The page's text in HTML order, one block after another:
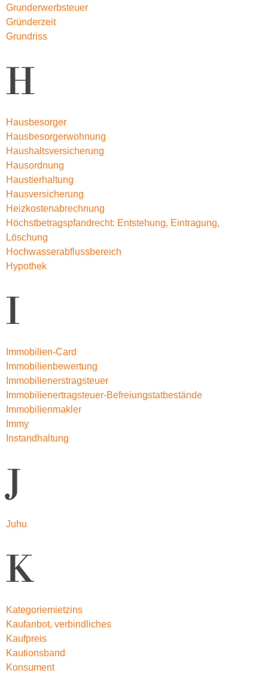
Grunderwerbsteuer
Gründerzeit
Grundriss
H
Hausbesorger
Hausbesorgerwohnung
Haushaltsversicherung
Hausordnung
Haustierhaltung
Hausversicherung
Heizkostenabrechnung
Höchstbetragspfandrecht: Entstehung, Eintragung,
Löschung
Hochwasserabflussbereich
Hypothek
I
Immobilien-Card
Immobilienbewertung
Immobilienerstragsteuer
Immobilienertragsteuer-Befreiungstatbestände
Immobilienmakler
Immy
Instandhaltung
J
Juhu
K
Kategoriemietzins
Kaufanbot, verbindliches
Kaufpreis
Kautionsband
Konsument